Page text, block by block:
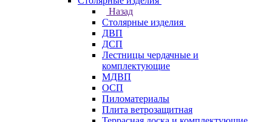
Назад
Столярные изделия
ДВП
ДСП
Лестницы чердачные и
комплектующие
МДВП
ОСП
Пиломатериалы
Плита ветрозащитная